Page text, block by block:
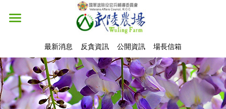
最新消息 反貪資訊 公開資訊 場長信箱